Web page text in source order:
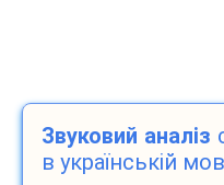
Звуковий аналіз
в українській